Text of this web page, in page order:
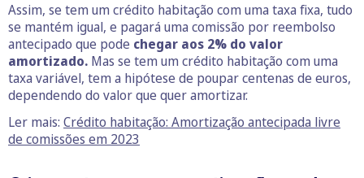
Assim, se tem um crédito habitação com uma taxa fixa, tudo
se mantém igual, e pagará uma comissão por reembolso
antecipado que pode chegar aos 2% do valor
amortizado. Mas se tem um crédito habitação com uma
taxa variável, tem a hipótese de poupar centenas de euros,
dependendo do valor que quer amortizar.
Ler mais: Crédito habitação: Amortização antecipada livre
de comissões em 2023